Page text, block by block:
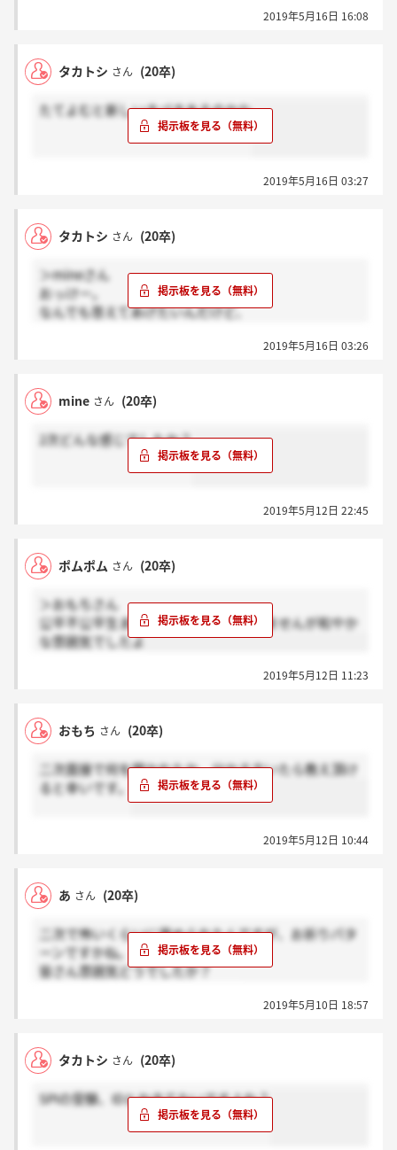
2019年5月16日 16:08
タカトシ さん (20卒)
たてよむと新しいきづきあるのかな
2019年5月16日 03:27
タカトシ さん (20卒)
＞mineさん
おっけー。
なんでも答えてあげたいんだけど、
2019年5月16日 03:26
mine さん (20卒)
2次どんな感じでしたか？
2019年5月12日 22:45
ポムポム さん (20卒)
＞おもちさん
公平不公平生まれるため、内容は言えませんが和やか
な雰囲気でしたよ
2019年5月12日 11:23
おもち さん (20卒)
二次面接で何を聞かれたか、分かる方いたら教え頂け
ると幸いです。
2019年5月12日 10:44
あ さん (20卒)
二次で怖いくらいに褒められたんですが、お祈りパタ
ーンですかね。
皆さん雰囲気どうでしたか？
2019年5月10日 18:57
タカトシ さん (20卒)
SPIの受験、IDとかきてないですよね？